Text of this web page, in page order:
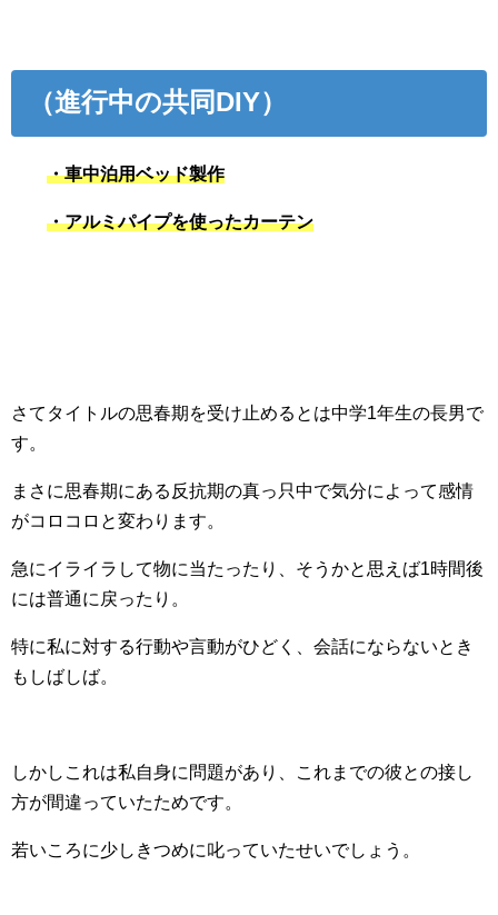
（進行中の共同DIY）
・車中泊用ベッド製作
・アルミパイプを使ったカーテン
さてタイトルの思春期を受け止めるとは中学1年生の長男で
す。
まさに思春期にある反抗期の真っ只中で気分によって感情
がコロコロと変わります。
急にイライラして物に当たったり、そうかと思えば1時間後
には普通に戻ったり。
特に私に対する行動や言動がひどく、会話にならないとき
もしばしば。
しかしこれは私自身に問題があり、これまでの彼との接し
方が間違っていたためです。
若いころに少しきつめに叱っていたせいでしょう。